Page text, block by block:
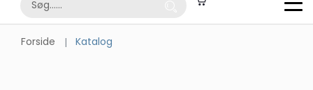
Forside Katalog